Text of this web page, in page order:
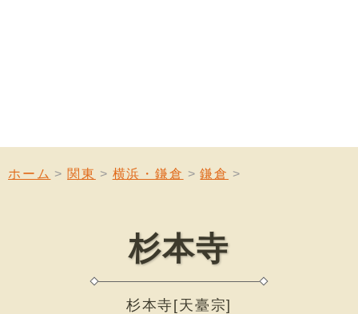
ホーム 関東 横浜・鎌倉 鎌倉
杉本寺
杉本寺[天臺宗]